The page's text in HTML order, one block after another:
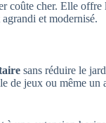
coûte cher. Elle
et modernisé.
sans réduire le
de jeux ou même un